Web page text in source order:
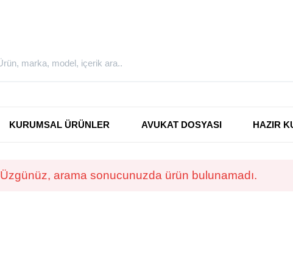
KURUMSAL ÜRÜNLER AVUKAT DOSYASI HAZIR
Üzgünüz, arama sonucunuzda ürün bulunamadı.